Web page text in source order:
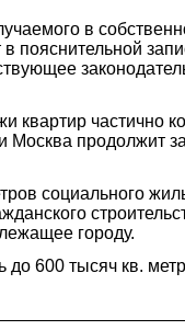
в
квартир частично
продолжит
социального
городу.
600 тысяч кв.